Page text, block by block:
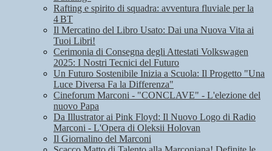
Rafting e spirito di squadra: avventura fluviale per la
4 BT
Il Mercatino del Libro Usato: Dai una Nuova Vita ai
Tuoi Libri!
Cerimonia di Consegna degli Attestati Volkswagen
2025: I Nostri Tecnici del Futuro
Un Futuro Sostenibile Inizia a Scuola: Il Progetto "Una
Luce Diversa Fa la Differenza"
Cineforum Marconi - "CONCLAVE" - L'elezione del
nuovo Papa
Da Illustrator ai Pink Floyd: Il Nuovo Logo di Radio
Marconi - L'Opera di Oleksii Holovan
Il Giornalino del Marconi